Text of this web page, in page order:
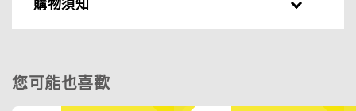
您可能也喜歡